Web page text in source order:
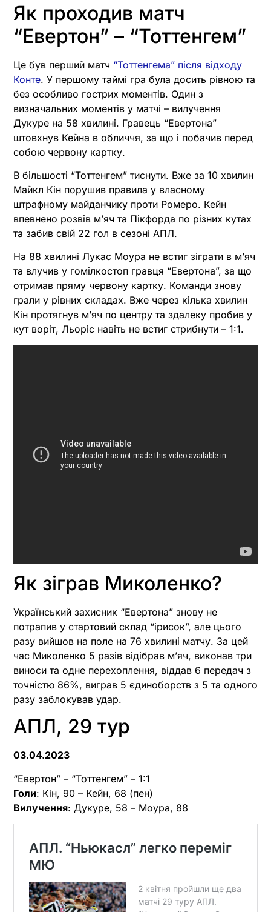
Як проходив матч
“Евертон” – “Тоттенгем”
Це був перший матч “Тоттенгема” після відходу
Конте. У першому таймі гра була досить рівною та
без особливо гострих моментів. Один з
визначальних моментів у матчі – вилучення
Дукуре на 58 хвилині. Гравець “Евертона”
штовхнув Кейна в обличчя, за що і побачив перед
собою червону картку.
В більшості “Тоттенгем” тиснути. Вже за 10 хвилин
Майкл Кін порушив правила у власному
штрафному майданчику проти Ромеро. Кейн
впевнено розвів м’яч та Пікфорда по різних кутах
та забив свій 22 гол в сезоні АПЛ.
На 88 хвилині Лукас Моура не встиг зіграти в м’яч
та влучив у гомілкостоп гравця “Евертона”, за що
отримав пряму червону картку. Команди знову
грали у рівних складах. Вже через кілька хвилин
Кін протягнув м’яч по центру та здалеку пробив у
кут воріт, Льоріс навіть не встиг стрибнути – 1:1.
Як зіграв Миколенко?
Український захисник “Евертона” знову не
потрапив у стартовий склад “ірисок”, але цього
разу вийшов на поле на 76 хвилині матчу. За цей
час Миколенко 5 разів відібрав м’яч, виконав три
виноси та одне перехоплення, віддав 6 передач з
точністю 86%, виграв 5 єдиноборств з 5 та одного
разу заблокував удар.
АПЛ, 29 тур
03.04.2023
“Евертон” – “Тоттенгем” – 1:1
Голи: Кін, 90 – Кейн, 68 (пен)
Вилучення: Дукуре, 58 – Моура, 88